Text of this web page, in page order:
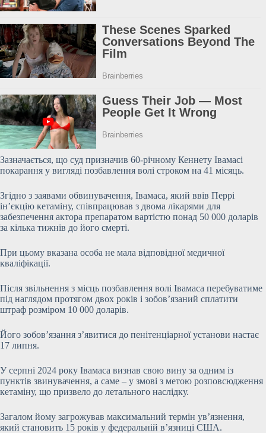
Зазначається, що суд призначив 60-річному Кеннету Івамасі
покарання у вигляді позбавлення волі строком на 41 місяць.
Згідно з заявами обвинувачення, Івамаса, який ввів Перрі
ін’єкцію кетаміну, співпрацював з двома лікарями для
забезпечення актора препаратом вартістю понад 50 000 доларів
за кілька тижнів до його смерті.
При цьому вказана особа не мала відповідної медичної
кваліфікації.
Після звільнення з місць позбавлення волі Івамаса перебуватиме
під наглядом протягом двох років і зобов’язаний сплатити
штраф розміром 10 000 доларів.
Його зобов’язання з’явитися до пенітенціарної установи настає
17 липня.
У серпні 2024 року Івамаса визнав свою вину за одним із
пунктів звинувачення, а саме – у змові з метою розповсюдження
кетаміну, що призвело до летального наслідку.
Загалом йому загрожував максимальний термін ув’язнення,
який становить 15 років у федеральній в’язниці США.